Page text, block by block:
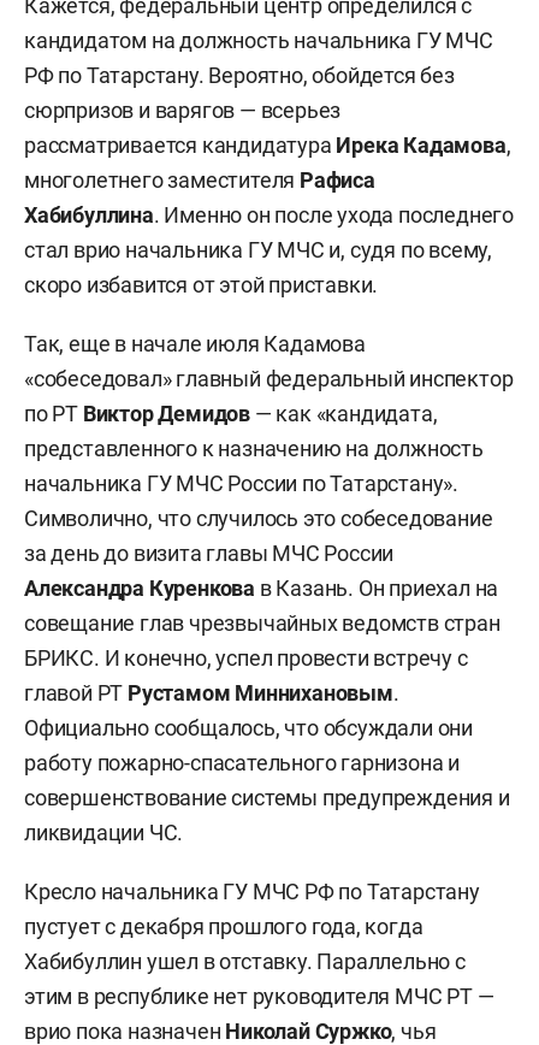
кандидатом на должность начальника ГУ МЧС
РФ по Татарстану. Вероятно, обойдется без
сюрпризов и варягов — всерьез
рассматривается кандидатура Ирека Кадамова,
многолетнего заместителя Рафиса
Хабибуллина. Именно он после ухода последнего
стал врио начальника ГУ МЧС и, судя по всему,
скоро избавится от этой приставки.
Так, еще в начале июля Кадамова
«собеседовал» главный федеральный инспектор
по РТ Виктор Демидов — как «кандидата,
представленного к назначению на должность
начальника ГУ МЧС России по Татарстану».
Символично, что случилось это собеседование
за день до визита главы МЧС России
Александра Куренкова в Казань. Он приехал на
совещание глав чрезвычайных ведомств стран
БРИКС. И конечно, успел провести встречу с
главой РТ Рустамом Миннихановым.
Официально сообщалось, что обсуждали они
работу пожарно-спасательного гарнизона и
совершенствование системы предупреждения и
ликвидации ЧС.
Кресло начальника ГУ МЧС РФ по Татарстану
пустует с декабря прошлого года, когда
Хабибуллин ушел в отставку. Параллельно с
этим в республике нет руководителя МЧС РТ —
врио пока назначен Николай Суржко, чья